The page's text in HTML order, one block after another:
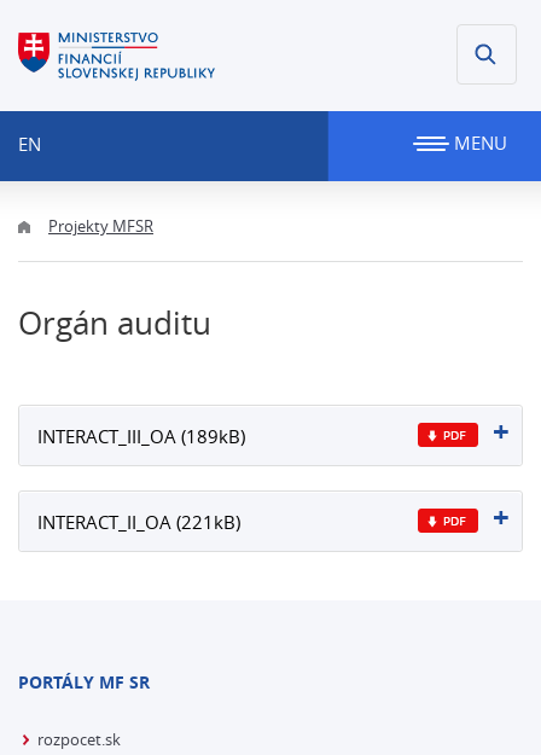
EN MENU
Projekty MFSR
Orgán auditu
INTERACT_III_OA (189kB)
INTERACT_II_OA (221kB)
PORTÁLY MF SR
rozpocet.sk